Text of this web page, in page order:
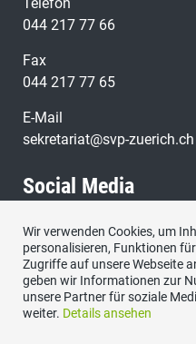
044 217 77 66
Fax
044 217 77 65
E-Mail
sekretariat@svp-zuerich.ch
Social Media
Besuchen Sie uns bei:
Wir verwenden Cookies, um
personalisieren, Funktionen
Zugriffe auf unsere Webseite
geben wir Informationen zur
unsere Partner für soziale
weiter. Details ansehen